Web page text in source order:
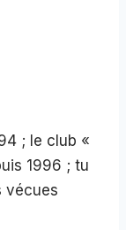
; le club «
1996 ; tu
vécues